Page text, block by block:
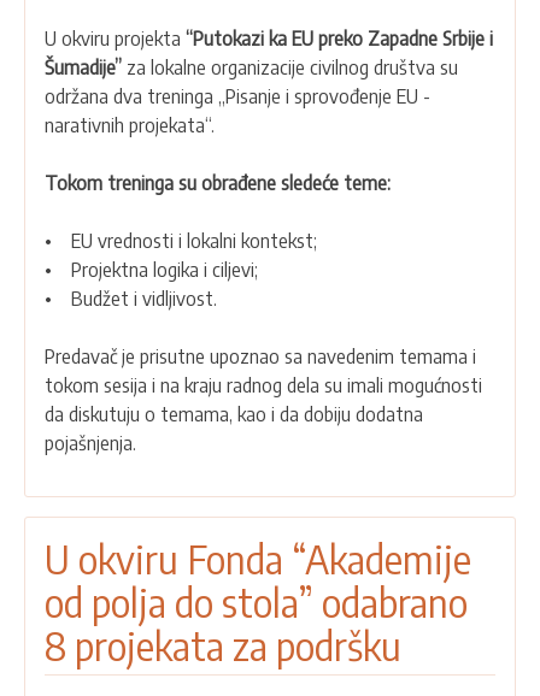
dva
treninga
za
lokalna
o
projektnih
predloga
U okviru projekta “Putokazi ka EU preko Zapadne Srbije i
Šumadije” za lokalne organizacije civilnog društva su
održana dva treninga „Pisanje i sprovođenje EU -
narativnih projekata“.
Tokom treninga su obrađene sledeće teme:
• EU vrednosti i lokalni kontekst;
• Projektna logika i ciljevi;
• Budžet i vidljivost.
Predavač je prisutne upoznao sa navedenim temama i
tokom sesija i na kraju radnog dela su imali mogućnosti
da diskutuju o temama, kao i da dobiju dodatna
pojašnjenja.
U okviru Fonda “Akademije
od polja do stola” odabrano
8 projekata za podršku